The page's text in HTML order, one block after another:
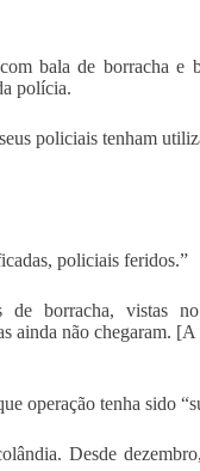
bala de borracha e
polícia.
policiais tenham
policiais feridos.”
de borracha, vistas
ainda não chegaram.
operação tenha sido
Desde